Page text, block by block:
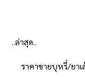
..ล่าสุด..
ราคาขายบุหรี่/ยาเ